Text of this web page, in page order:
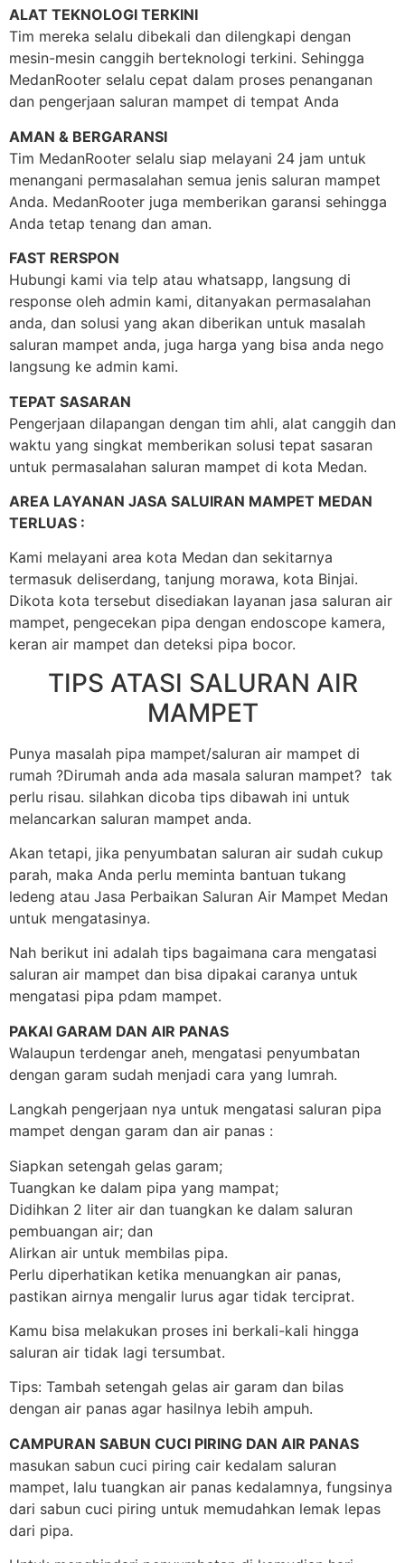
ALAT TEKNOLOGI TERKINI
Tim mereka selalu dibekali dan dilengkapi dengan
mesin-mesin canggih berteknologi terkini. Sehingga
MedanRooter selalu cepat dalam proses penanganan
dan pengerjaan saluran mampet di tempat Anda
AMAN & BERGARANSI
Tim MedanRooter selalu siap melayani 24 jam untuk
menangani permasalahan semua jenis saluran mampet
Anda. MedanRooter juga memberikan garansi sehingga
Anda tetap tenang dan aman.
FAST RERSPON
Hubungi kami via telp atau whatsapp, langsung di
response oleh admin kami, ditanyakan permasalahan
anda, dan solusi yang akan diberikan untuk masalah
saluran mampet anda, juga harga yang bisa anda nego
langsung ke admin kami.
TEPAT SASARAN
Pengerjaan dilapangan dengan tim ahli, alat canggih dan
waktu yang singkat memberikan solusi tepat sasaran
untuk permasalahan saluran mampet di kota Medan.
AREA LAYANAN JASA SALUIRAN MAMPET MEDAN
TERLUAS :
Kami melayani area kota Medan dan sekitarnya
termasuk deliserdang, tanjung morawa, kota Binjai.
Dikota kota tersebut disediakan layanan jasa saluran air
mampet, pengecekan pipa dengan endoscope kamera,
keran air mampet dan deteksi pipa bocor.
TIPS ATASI SALURAN AIR
MAMPET
Punya masalah pipa mampet/saluran air mampet di
rumah ?Dirumah anda ada masala saluran mampet? tak
perlu risau. silahkan dicoba tips dibawah ini untuk
melancarkan saluran mampet anda.
Akan tetapi, jika penyumbatan saluran air sudah cukup
parah, maka Anda perlu meminta bantuan tukang
ledeng atau Jasa Perbaikan Saluran Air Mampet Medan
untuk mengatasinya.
Nah berikut ini adalah tips bagaimana cara mengatasi
saluran air mampet dan bisa dipakai caranya untuk
mengatasi pipa pdam mampet.
PAKAI GARAM DAN AIR PANAS
Walaupun terdengar aneh, mengatasi penyumbatan
dengan garam sudah menjadi cara yang lumrah.
Langkah pengerjaan nya untuk mengatasi saluran pipa
mampet dengan garam dan air panas :
Siapkan setengah gelas garam;
Tuangkan ke dalam pipa yang mampat;
Didihkan 2 liter air dan tuangkan ke dalam saluran
pembuangan air; dan
Alirkan air untuk membilas pipa.
Perlu diperhatikan ketika menuangkan air panas,
pastikan airnya mengalir lurus agar tidak terciprat.
Kamu bisa melakukan proses ini berkali-kali hingga
saluran air tidak lagi tersumbat.
Tips: Tambah setengah gelas air garam dan bilas
dengan air panas agar hasilnya lebih ampuh.
CAMPURAN SABUN CUCI PIRING DAN AIR PANAS
masukan sabun cuci piring cair kedalam saluran
mampet, lalu tuangkan air panas kedalamnya, fungsinya
dari sabun cuci piring untuk memudahkan lemak lepas
dari pipa.